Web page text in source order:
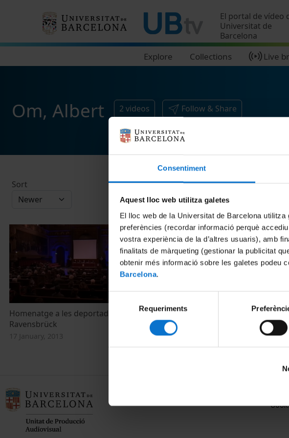
Consentiment
Aquest lloc web utilitza galetes
El lloc web de la Universitat de Barcelona
preferències (recordar informació perquè
vostra experiència de la d’altres usuaris), amb
finalitats de màrqueting (gestionar la publicitat
obtenir més informació sobre les galetes podeu
Barcelona.
consentiment
Requeriments
El portal de vídeo
Universitat de
Barcelona
Explore Collections Live
Om, Albert 2 videos Follow & Share
Sort
Homenatge a les deportades a
Ravensbrück
17 January, 2013
Resum de l'homenatge a les
a Ravensbrück
17 January, 2013